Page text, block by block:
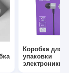
Коробка для
упаковки
электроники